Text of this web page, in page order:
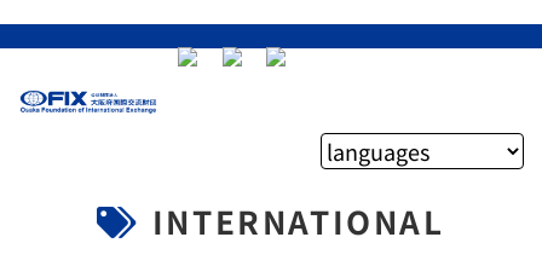
INTERNATIONAL